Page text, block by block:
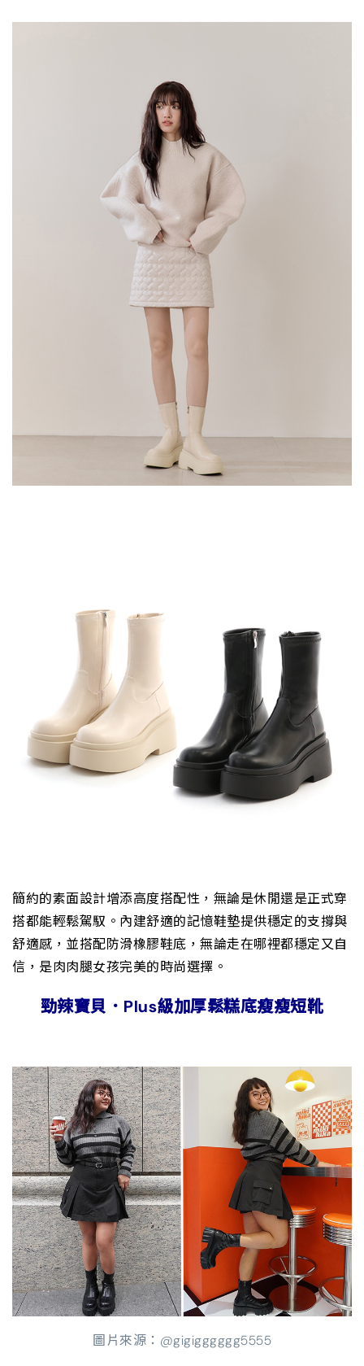
簡約的素面設計增添高度搭配性，無論是休閒還是正式穿
搭都能輕鬆駕馭。內建舒適的記憶鞋墊提供穩定的支撐與
舒適感，並搭配防滑橡膠鞋底，無論走在哪裡都穩定又自
信，是肉肉腿女孩完美的時尚選擇。
勁辣寶貝．Plus級加厚鬆糕底瘦瘦短靴
圖片來源：@gigigggggg5555